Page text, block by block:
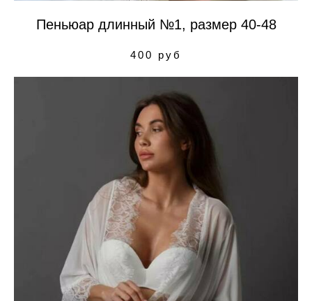
Пеньюар длинный №1, размер 40-48
400 руб